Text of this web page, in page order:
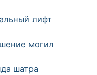
лифт
могил
шатра